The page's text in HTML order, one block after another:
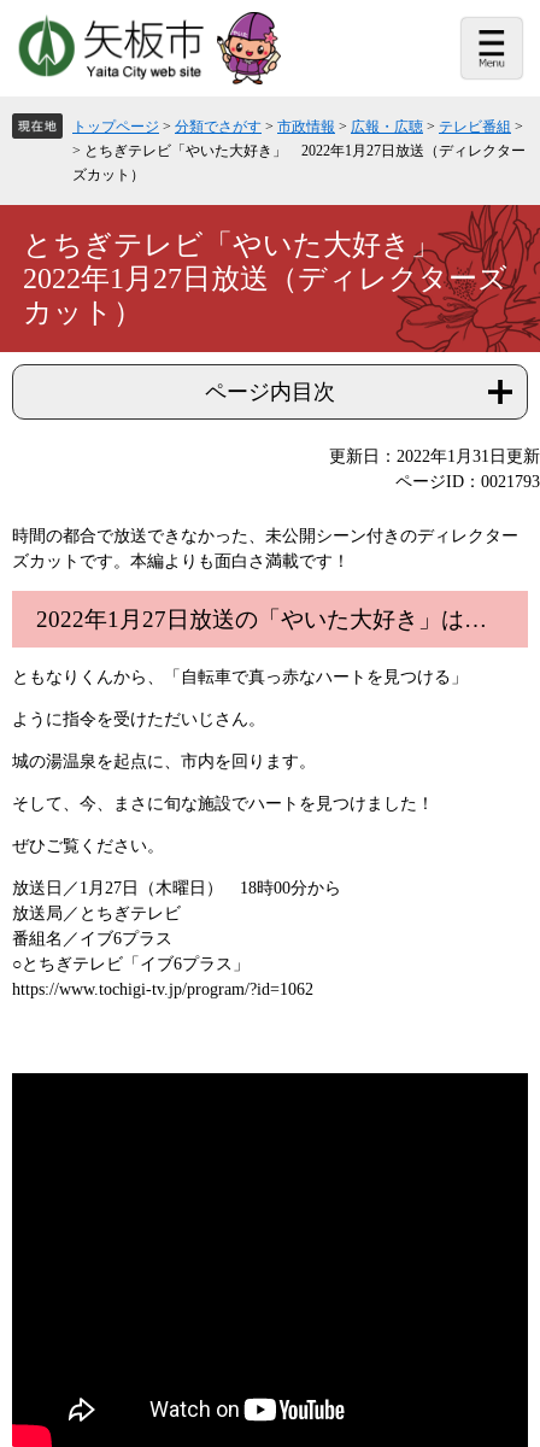
頭
で
飛
ば
本
トップページ > 分類でさがす > 市政情報 > 広報・広聴 > テレビ番組 >
> とちぎテレビ「やいた大好き」 2022年1月27日放送（ディレクター
ズカット）
とちぎテレビ「やいた大好き」
2022年1月27日放送（ディレクターズ
カット）
ページ内目次
更新日：2022年1月31日更新
ページID：0021793
時間の都合で放送できなかった、未公開シーン付きのディレクター
ズカットです。本編よりも面白さ満載です！
2022年1月27日放送の「やいた大好き」は…
ともなりくんから、「自転車で真っ赤なハートを見つける」
ように指令を受けただいじさん。
城の湯温泉を起点に、市内を回ります。
そして、今、まさに旬な施設でハートを見つけました！
ぜひご覧ください。
放送日／1月27日（木曜日） 18時00分から
放送局／とちぎテレビ
番組名／イブ6プラス
○とちぎテレビ「イブ6プラス」
https://www.tochigi-tv.jp/program/?id=1062